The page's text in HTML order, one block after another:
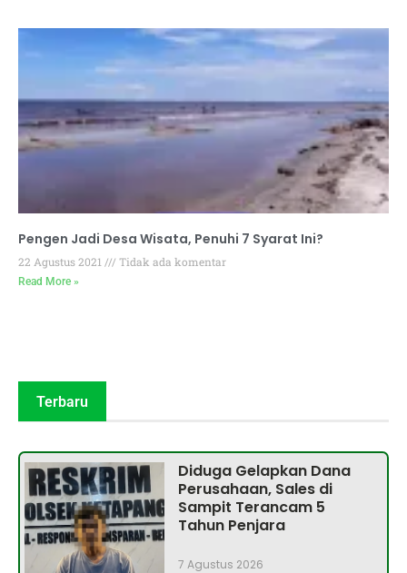
Pengen Jadi Desa Wisata, Penuhi 7 Syarat Ini?
22 Agustus 2021 Tidak ada komentar
Read More »
Terbaru
Diduga Gelapkan Dana
Perusahaan, Sales di
Sampit Terancam 5
Tahun Penjara
7 Agustus 2026